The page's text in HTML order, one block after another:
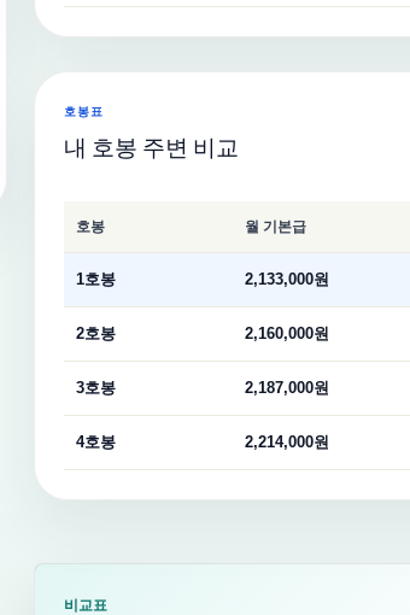
호봉표
내 호봉 주변 비교
호봉 월 기본급
1호봉 2,133,000원
2호봉 2,160,000원
3호봉 2,187,000원
4호봉 2,214,000원
비교표